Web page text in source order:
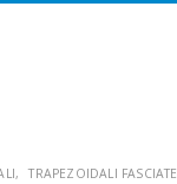
, TRAPEZOIDALI FASCIATE